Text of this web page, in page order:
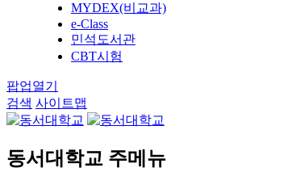
MYDEX(비교과)
e-Class
민석도서관
CBT시험
팝업열기
검색 사이트맵
동서대학교 주메뉴